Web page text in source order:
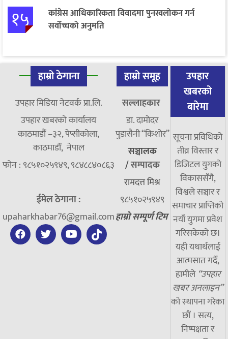
१५
कांग्रेस आधिकारिकता विवादमा पुनरवलोकन गर्न
सर्वोच्चको अनुमति
हाम्रो ठेगाना
उपहार मिडिया नेटवर्क प्रा.लि.
उपहार खबरको कार्यालय
काठमाडौं –३२, पेप्सीकोला,
काठमाडौँ, नेपाल
फोन : ९८५१०२५९४९, ९८४८८४०८६३
ईमेल ठेगाना :
upaharkhabar76@gmail.com
हाम्रो समूह
सल्लाहकार
डा. दामाेदर
पुडासैनी “किशाेर”
सञ्चालक
/सम्पादक
रामदत्त मिश्र
९८५१०२५९४९
हाम्रो सम्पूर्ण टिम
उपहार
खबरको
बारेमा
सूचना प्रविधिको
तीव्र विस्तार र
डिजिटल युगको
विकाससँगै,
विश्वले सञ्चार र
समाचार प्राप्तिको
नयाँ युगमा प्रवेश
गरिसकेको छ।
यही यथार्थलाई
आत्मसात गर्दै,
हामीले “उपहार
खबर अनलाइन”
को स्थापना गरेका
छौं । सत्य,
निष्पक्षता र